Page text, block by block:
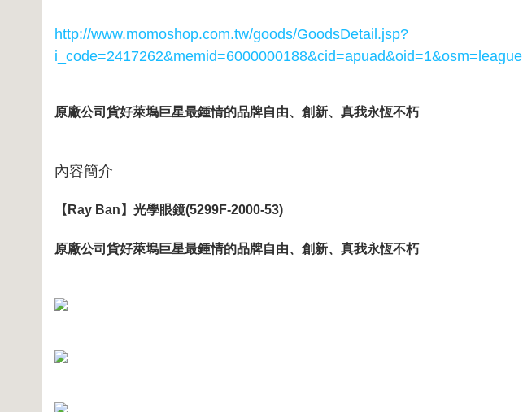
http://www.momoshop.com.tw/goods/GoodsDetail.jsp?
i_code=2417262&memid=6000000188&cid=apuad&oid=1&osm=league
原廠公司貨好萊塢巨星最鍾情的品牌自由、創新、真我永恆不朽
內容簡介
【Ray Ban】光學眼鏡(5299F-2000-53)
原廠公司貨好萊塢巨星最鍾情的品牌自由、創新、真我永恆不朽